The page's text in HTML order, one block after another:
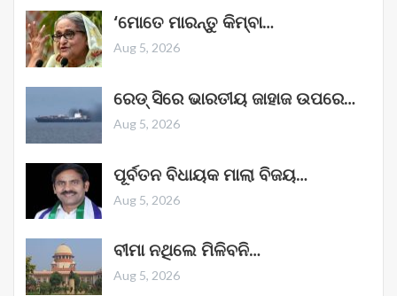
‘ମୋତେ ମାରନ୍ତୁ କିମ୍ବା…
Aug 5, 2026
ରେଡ୍ ସିରେ ଭାରତୀୟ ଜାହାଜ ଉପରେ…
Aug 5, 2026
ପୂର୍ବତନ ବିଧାୟକ ମାଲା ବିଜୟ…
Aug 5, 2026
ବୀମା ନଥିଲେ ମିଳିବନି…
Aug 5, 2026